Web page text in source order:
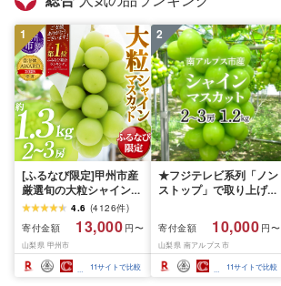
1
[ふるなび限定]甲州市産
厳選旬の大粒シャインマ
スカット 約1.3kg 2〜3
房[2026年発送]
(MG)B12-472 FN-
Limited-VO シャインマ
スカット フルーツ
4.6 (4126件)
寄付金額
13,000 円〜
山梨県 甲州市
11サイトで比較
2
★フジテレビ系列「ノン
ストップ」で取り上げら
先行予約]南アルプス市
産シャインマスカット
1.2kg以上(2〜3房)ふる
さと納税 おすすめ 山梨
県 南アルプス市 送料無
寄付金額 10,000 円〜
山梨県 南アルプス市
11サイトで比較